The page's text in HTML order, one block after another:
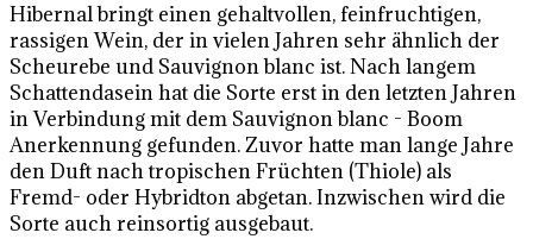
Hibernal bringt einen gehaltvollen, feinfruchtigen,
rassigen Wein, der in vielen Jahren sehr ähnlich der
Scheurebe und Sauvignon blanc ist. Nach langem
Schattendasein hat die Sorte erst in den letzten Jahren
in Verbindung mit dem Sauvignon blanc - Boom
Anerkennung gefunden. Zuvor hatte man lange Jahre
den Duft nach tropischen Früchten (Thiole) als
Fremd- oder Hybridton abgetan. Inzwischen wird die
Sorte auch reinsortig ausgebaut.